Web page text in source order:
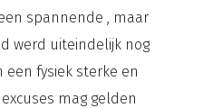
spannende , maar
werd uiteindelijk nog
fysiek sterke en
mag gelden